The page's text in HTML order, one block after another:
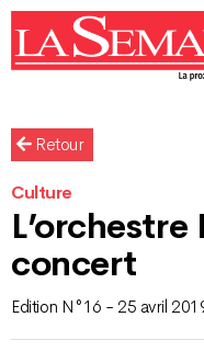
Retour
Culture
concert
Edition N°16 - 25 avril